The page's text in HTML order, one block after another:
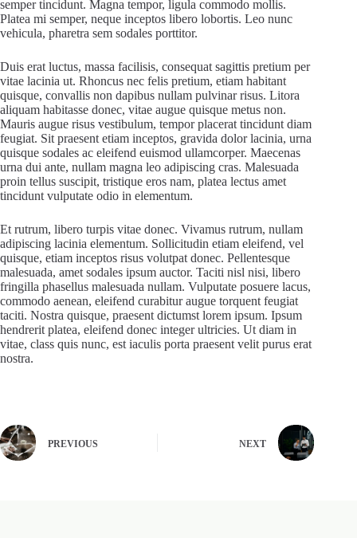
semper tincidunt. Magna tempor, ligula commodo mollis.
Platea mi semper, neque inceptos libero lobortis. Leo nunc
vehicula, pharetra sem sodales porttitor.
Duis erat luctus, massa facilisis, consequat sagittis pretium per
vitae lacinia ut. Rhoncus nec felis pretium, etiam habitant
quisque, convallis non dapibus nullam pulvinar risus. Litora
aliquam habitasse donec, vitae augue quisque metus non.
Mauris augue risus vestibulum, tempor placerat tincidunt diam
feugiat. Sit praesent etiam inceptos, gravida dolor lacinia, urna
quisque sodales ac eleifend euismod ullamcorper. Maecenas
urna dui ante, nullam magna leo adipiscing cras. Malesuada
proin tellus suscipit, tristique eros nam, platea lectus amet
tincidunt vulputate odio in elementum.
Et rutrum, libero turpis vitae donec. Vivamus rutrum, nullam
adipiscing lacinia elementum. Sollicitudin etiam eleifend, vel
quisque, etiam inceptos risus volutpat donec. Pellentesque
malesuada, amet sodales ipsum auctor. Taciti nisl nisi, libero
fringilla phasellus malesuada nullam. Vulputate posuere lacus,
commodo aenean, eleifend curabitur augue torquent feugiat
taciti. Nostra quisque, praesent dictumst lorem ipsum. Ipsum
hendrerit platea, eleifend donec integer ultricies. Ut diam in
vitae, class quis nunc, est iaculis porta praesent velit purus erat
nostra.
PREVIOUS NEXT